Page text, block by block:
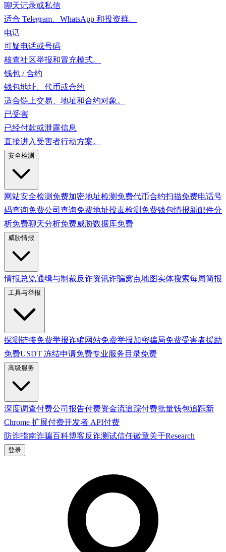
聊天记录或私信
适合 Telegram、WhatsApp 和投资群。
电话
可疑电话或号码
核查社区举报和冒充模式。
钱包 / 合约
钱包地址、代币或合约
适合链上交易、地址和合约对象。
已受害
已经付款或泄露信息
直接进入受害者行动方案。
安全检测
网站安全检测 免费加密地址检测 免费代币合约扫描免费电话号
码查询免费公司查询免费地址投毒检测 免费钱包情报新邮件分
析免费聊天分析免费威胁数据库免费
威胁情报
情报总览通缉与制裁反诈资讯诈骗窝点地图实体搜索每周简报
工具与举报
探测链接免费举报诈骗网站免费举报加密骗局免费受害者援助
免费USDT 冻结申请免费专业服务目录免费
高级服务
深度调查付费公司报告付费资金流追踪付费批量钱包追踪新
Chrome 扩展付费开发者 API付费
防诈指南诈骗百科博客反诈测试信任徽章关于Research
登录